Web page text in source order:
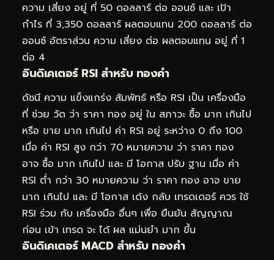
ความ เสี่ยง อยู่ ที่ 50 ดอลลาร์ ต่อ ออนซ์ และ เป้า
กำไร ที่ 3,350 ดอลลาร์ ผลตอบแทน 200 ดอลลาร์ ต่อ
ออนซ์ อัตราส่วน ความ เสี่ยง ต่อ ผลตอบแทน อยู่ ที่ 1
ต่อ 4
อินดิเคเตอร์ RSI สำหรับ ทองคำ
ดัชนี ความ แข็งแกร่ง สัมพัทธ์ หรือ RSI เป็น เครื่องมือ
ที่ ช่วย วัด ว่า ราคา ทอง อยู่ ใน สภาวะ ซื้อ มาก เกินไป
หรือ ขาย มาก เกินไป ค่า RSI อยู่ ระหว่าง 0 ถึง 100
เมื่อ ค่า RSI สูง กว่า 70 หมายความ ว่า ราคา ทอง
อาจ ซื้อ มาก เกินไป และ มี โอกาส ปรับ ฐาน เมื่อ ค่า
RSI ต่ำ กว่า 30 หมายความ ว่า ราคา ทอง อาจ ขาย
มาก เกินไป และ มี โอกาส เด้ง กลับ เทรดเดอร์ ควร ใช้
RSI ร่วม กับ เครื่องมือ อื่นๆ เพื่อ ยืนยัน สัญญาณ
ก่อน เข้า เทรด จะ ได้ ผล แม่นยำ มาก ขึ้น
อินดิเคเตอร์ MACD สำหรับ ทองคำ